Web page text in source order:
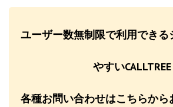
ユーザー数無制限で利用できる
やすいCALLTREE
各種お問い合わせはこちらから